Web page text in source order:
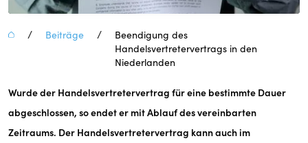
Beendigung des
Handelsvertretervertrags in den
Niederlanden
/ Beiträge /
Beendigung des
Handelsvertretervertrags in den
Niederlanden
Wurde der Handelsvertretervertrag für eine bestimmte Dauer
abgeschlossen, so endet er mit Ablauf des vereinbarten
Zeitraums. Der Handelsvertretervertrag kann auch im